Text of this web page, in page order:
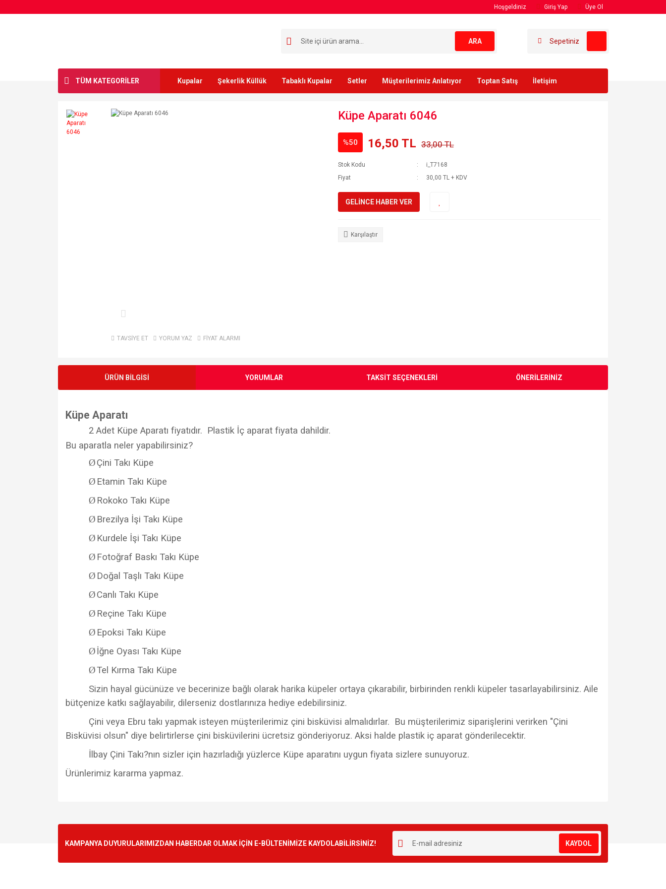
Hoşgeldiniz Giriş Yap Üye Ol
ARA Sepetiniz
TÜM KATEGORİLER Kupalar Şekerlik Küllük Tabaklı Kupalar Setler Müşterilerimiz Anlatıyor Toptan Satış İletişim
TAVSİYE ET YORUM YAZ FİYAT ALARMI
Küpe Aparatı 6046
%50 16,50 TL 33,00 TL
Stok Kodu
i_T7168
Fiyat
30,00 TL + KDV
GELİNCE HABER VER
Karşılaştır
ÜRÜN BİLGİSİ YORUMLAR TAKSİT SEÇENEKLERİ ÖNERİLERİNİZ
Küpe Aparatı
2 Adet Küpe Aparatı fiyatıdır. Plastik İç aparat fiyata dahildir.
Bu aparatla neler yapabilirsiniz?
ØÇini Takı Küpe
Ø Etamin Takı Küpe
Ø Rokoko Takı Küpe
Ø Brezilya İşi Takı Küpe
Ø Kurdele İşi Takı Küpe
Ø Fotoğraf Baskı Takı Küpe
Ø Doğal Taşlı Takı Küpe
ØCanlı Takı Küpe
Ø Reçine Takı Küpe
Ø Epoksi Takı Küpe
Øİğne Oyası Takı Küpe
ØTel Kırma Takı Küpe
Sizin hayal gücünüze ve becerinize bağlı olarak harika küpeler ortaya çıkarabilir, birbirinden renkli küpeler tasarlayabilirsiniz. Aile
bütçenize katkı sağlayabilir, dilerseniz dostlarınıza hediye edebilirsiniz.
Çini veya Ebru takı yapmak isteyen müşterilerimiz çini bisküvisi almalıdırlar. Bu müşterilerimiz siparişlerini verirken "Çini
Bisküvisi olsun" diye belirtirlerse çini bisküvilerini ücretsiz gönderiyoruz. Aksi halde plastik iç aparat gönderilecektir.
İlbay Çini Takı?nın sizler için hazırladığı yüzlerce Küpe aparatını uygun fiyata sizlere sunuyoruz.
Ürünlerimiz kararma yapmaz.
Ürün resmi kalitesiz, bozuk veya görüntülenemiyor.
KAMPANYA DUYURULARIMIZDAN HABERDAR OLMAK İÇİN E-BÜLTENİMİZE KAYDOLABİLİRSİNİZ! KAYDOL